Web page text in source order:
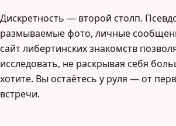
Дискретность — второй столп.
размываемые фото, личные
сайт либертинских знакомств
исследовать, не раскрывая себя
хотите. Вы остаётесь у руля — от
встречи.